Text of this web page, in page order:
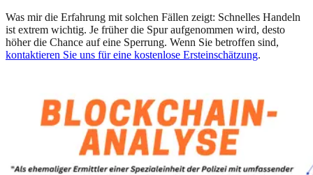
Was mir die Erfahrung mit solchen Fällen zeigt: Schnelles Handeln
ist extrem wichtig. Je früher die Spur aufgenommen wird, desto
höher die Chance auf eine Sperrung. Wenn Sie betroffen sind,
kontaktieren Sie uns für eine kostenlose Ersteinschätzung.